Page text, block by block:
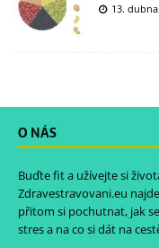
13.
O NÁS
Buďte fit a užívejte si
Zdravestravovani.eu
přitom si pochutnat, jak
stres a na co si dát na